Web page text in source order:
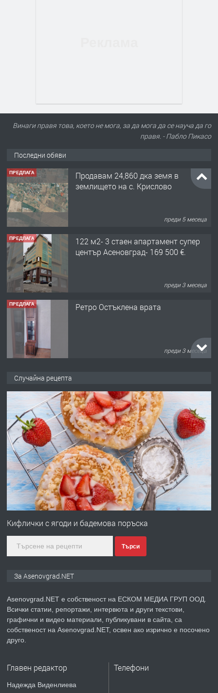
Винаги правя това, което не мога, за да мога да се науча да го
правя. - Пабло Пикасо
Последни обяви
ПРЕДЛАГА
122 м2- 3 стаен апартамент супер
център Асеновград- 169 500 €.
ПРЕДЛАГА
ПРЕДЛАГА
🌟HYUNDAI i10 - 2024 | Само 55 лв./
ПРЕДЛАГА
Професионална броячна машина -
със сертификат от ЕЦБ
преди 1 година
ПРЕДЛАГА
Професионална зеленчукорезачка
за заведения и дома
Дава под наем Асеновград
Давам индивидуалани уроци по
Немски език
ПРЕДЛАГА ремонт на покриви
Случайна рецепта
Кифлички с ягоди и бадемова поръска
Търси
За Asenovgrad.NET
Asenovgrad.NET е собственост на ЕСКОМ МЕДИА ГРУП ООД.
Всички статии, репортажи, интервюта и други текстови,
графични и видео материали, публикувани в сайта, са
собственост на Asenovgrad.NET, освен ако изрично е посочено
друго.
Главен редактор
Надежда Виденлиева
Телефони